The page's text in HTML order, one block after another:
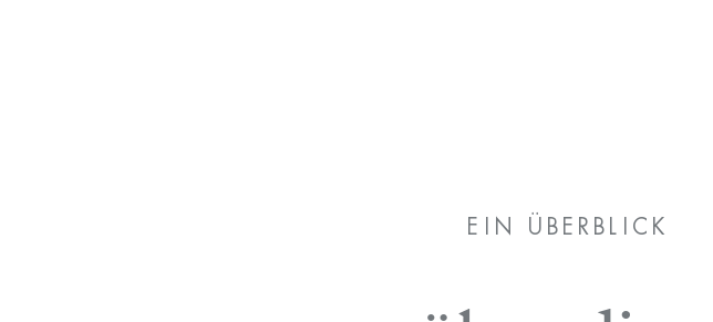
EIN ÜBERBLICK